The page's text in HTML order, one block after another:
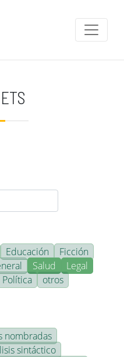
Educación
Ficción
Salud
Legal
Política otros
nombradas
sintáctico